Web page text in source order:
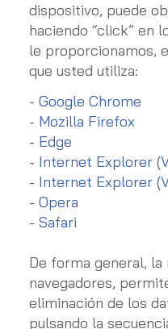
dispositivo, puede
haciendo “click” en
le proporcionamos,
que usted utiliza:
- Google Chrome
- Mozilla Firefox
- Edge
- Internet Explorer
- Internet Explorer
- Opera
- Safari
De forma general, la
navegadores,
eliminación de los
pulsando la